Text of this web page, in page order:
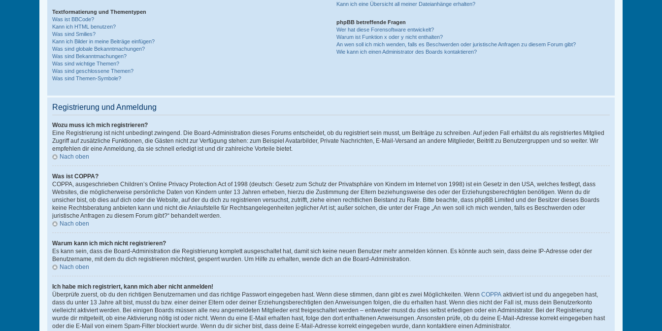
Textformatierung und Thementypen
Was ist BBCode?
Kann ich HTML benutzen?
Was sind Smilies?
Kann ich Bilder in meine Beiträge einfügen?
Was sind globale Bekanntmachungen?
Was sind Bekanntmachungen?
Was sind wichtige Themen?
Was sind geschlossene Themen?
Was sind Themen-Symbole?
Kann ich eine Übersicht all meiner Dateianhänge erhalten?
phpBB betreffende Fragen
Wer hat diese Forensoftware entwickelt?
Warum ist Funktion x oder y nicht enthalten?
An wen soll ich mich wenden, falls es Beschwerden oder juristische Anfragen zu diesem Forum gibt?
Wie kann ich einen Administrator des Boards kontaktieren?
Registrierung und Anmeldung
Wozu muss ich mich registrieren?
Eine Registrierung ist nicht unbedingt zwingend. Die Board-Administration dieses Forums entscheidet, ob du registriert sein musst, um Beiträge zu schreiben. Auf jeden Fall erhältst du als registriertes Mitglied
Zugriff auf zusätzliche Funktionen, die Gästen nicht zur Verfügung stehen: zum Beispiel Avatarbilder, Private Nachrichten, E-Mail-Versand an andere Mitglieder, Beitritt zu Benutzergruppen und so weiter. Wir
empfehlen dir eine Anmeldung, da sie schnell erledigt ist und dir zahlreiche Vorteile bietet.
Nach oben
Was ist COPPA?
COPPA, ausgeschrieben Children’s Online Privacy Protection Act of 1998 (deutsch: Gesetz zum Schutz der Privatsphäre von Kindern im Internet von 1998) ist ein Gesetz in den USA, welches festlegt, dass
Websites, die möglicherweise persönliche Daten von Kindern unter 13 Jahren erheben, hierzu die Zustimmung der Eltern beziehungsweise des oder der Erziehungsberechtigten benötigen. Wenn du dir
unsicher bist, ob dies auf dich oder die Website, auf der du dich zu registrieren versuchst, zutrifft, ziehe einen rechtlichen Beistand zu Rate. Bitte beachte, dass phpBB Limited und der Besitzer dieses Boards
keine Rechtsberatung anbieten kann und nicht die Anlaufstelle für Rechtsangelegenheiten jeglicher Art ist; außer solchen, die unter der Frage „An wen soll ich mich wenden, falls es Beschwerden oder
juristische Anfragen zu diesem Forum gibt?“ behandelt werden.
Nach oben
Warum kann ich mich nicht registrieren?
Es kann sein, dass die Board-Administration die Registrierung komplett ausgeschaltet hat, damit sich keine neuen Benutzer mehr anmelden können. Es könnte auch sein, dass deine IP-Adresse oder der
Benutzername, mit dem du dich registrieren möchtest, gesperrt wurden. Um Hilfe zu erhalten, wende dich an die Board-Administration.
Nach oben
Ich habe mich registriert, kann mich aber nicht anmelden!
Überprüfe zuerst, ob du den richtigen Benutzernamen und das richtige Passwort eingegeben hast. Wenn diese stimmen, dann gibt es zwei Möglichkeiten. Wenn COPPA aktiviert ist und du angegeben hast,
dass du unter 13 Jahre alt bist, musst du bzw. einer deiner Eltern oder deiner Erziehungsberechtigten den Anweisungen folgen, die du erhalten hast. Wenn dies nicht der Fall ist, muss dein Benutzerkonto
vielleicht aktiviert werden. Bei einigen Boards müssen alle neu angemeldeten Mitglieder erst freigeschaltet werden – entweder musst du dies selbst erledigen oder ein Administrator. Bei der Registrierung
wurde dir mitgeteilt, ob eine Aktivierung nötig ist oder nicht. Wenn du eine E-Mail erhalten hast, folge den dort enthaltenen Anweisungen. Ansonsten prüfe, ob du deine E-Mail-Adresse korrekt eingegeben hast
oder die E-Mail von einem Spam-Filter blockiert wurde. Wenn du dir sicher bist, dass deine E-Mail-Adresse korrekt eingegeben wurde, dann kontaktiere einen Administrator.